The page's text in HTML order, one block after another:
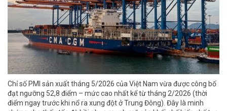
Chỉ số PMI sản xuất tháng 5/2026 của Việt Nam vừa được công bố
đạt ngưỡng 52,8 điểm – mức cao nhất kể từ tháng 2/2026 (thời
điểm ngay trước khi nổ ra xung đột ở Trung Đông). Đây là minh